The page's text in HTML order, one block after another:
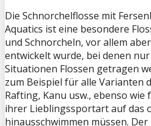
Die Schnorchelflosse mit
Aquatics ist eine besondere
und Schnorcheln, vor allem
entwickelt wurde, bei denen
Situationen Flossen getragen
zum Beispiel für alle Varianten
Rafting, Kanu usw., ebenso
ihrer Lieblingssportart auf das
hinausschwimmen müssen.